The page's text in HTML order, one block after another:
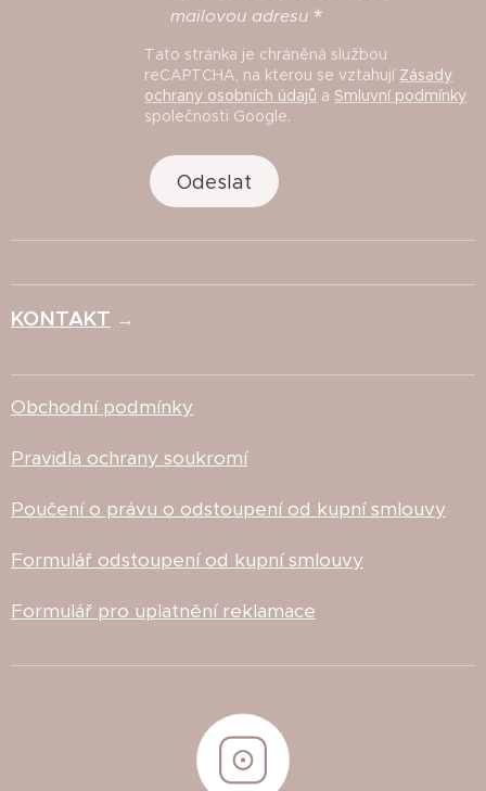
mailovou adresu
Tato stránka je chráněná službou
reCAPTCHA, na kterou se vztahují Zásady
ochrany osobních údajů a Smluvní podmínky
společnosti Google.
Odeslat
KONTAKT →
Obchodní podmínky
Pravidla ochrany soukromí
Poučení o právu o odstoupení od kupní smlouvy
Formulář odstoupení od kupní smlouvy
Formulář pro uplatnění reklamace